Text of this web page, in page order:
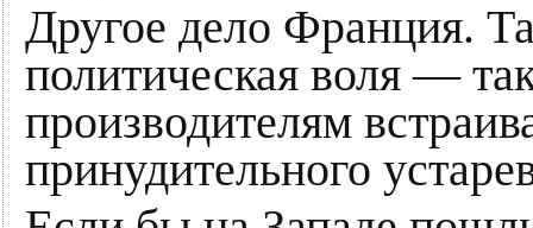
Другое дело Франция.
политическая воля —
производителям
принудительного